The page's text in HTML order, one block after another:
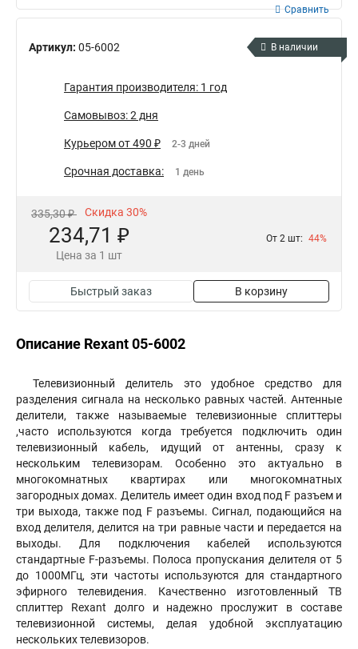
Артикул: 05-6002
Сравнить
В наличии
Гарантия производителя: 1 год
Самовывоз: 2 дня
Курьером от 490 ₽ 2-3 дней
Срочная доставка: 1 день
335,30 ₽ Скидка 30%
234,71 ₽
Цена за 1 шт
От 2 шт: 44%
Быстрый заказ В корзину
Описание Rexant 05-6002
Телевизионный делитель это удобное средство для
разделения сигнала на несколько равных частей. Антенные
делители, также называемые телевизионные сплиттеры
,часто используются когда требуется подключить один
телевизионный кабель, идущий от антенны, сразу к
нескольким телевизорам. Особенно это актуально в
многокомнатных квартирах или многокомнатных
загородных домах. Делитель имеет один вход под F разъем и
три выхода, также под F разъемы. Сигнал, подающийся на
вход делителя, делится на три равные части и передается на
выходы. Для подключения кабелей используются
стандартные F-разъемы. Полоса пропускания делителя от 5
до 1000МГц, эти частоты используются для стандартного
эфирного телевидения. Качественно изготовленный ТВ
сплиттер Rexant долго и надежно прослужит в составе
телевизионной системы, делая удобной эксплуатацию
нескольких телевизоров.